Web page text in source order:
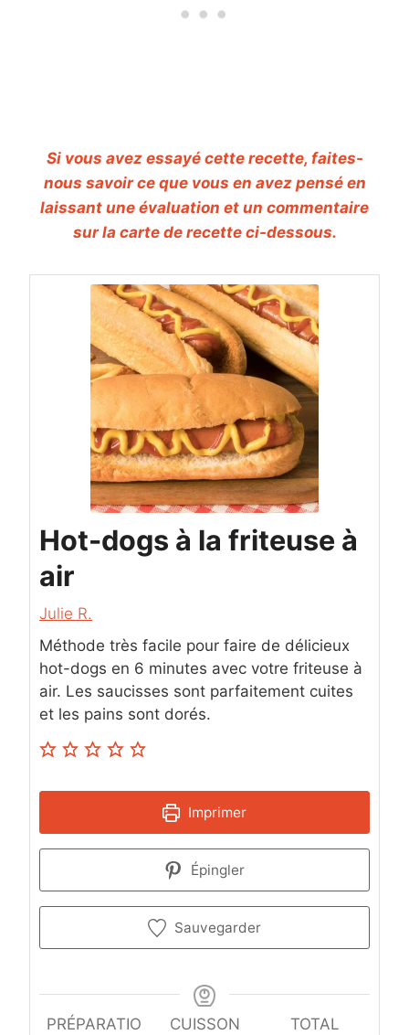
Si vous avez essayé cette recette, faites-
nous savoir ce que vous en avez pensé en
laissant une évaluation et un commentaire
sur la carte de recette ci-dessous.
Hot-dogs à la friteuse à
air
Julie R.
Méthode très facile pour faire de délicieux
hot-dogs en 6 minutes avec votre friteuse à
air. Les saucisses sont parfaitement cuites
et les pains sont dorés.
Imprimer
Épingler
Sauvegarder
PRÉPARATIO
CUISSON
TOTAL